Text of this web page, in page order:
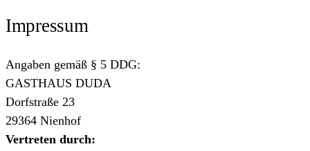
Impressum
Angaben gemäß § 5 DDG:
GASTHAUS DUDA
Dorfstraße 23
29364 Nienhof
Vertreten durch: